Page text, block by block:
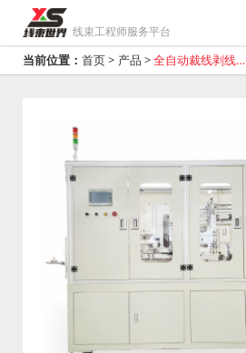
线束工程师服务平台
当前位置： 首页> 产品 >全自动裁线剥线绕